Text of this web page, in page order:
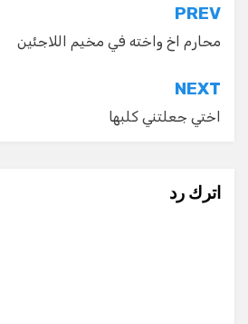
تصفّح
المقالات
PREV
محارم اخ واخته في مخيم اللاجئين
NEXT
اختي جعلتني كلبها
اترك رد